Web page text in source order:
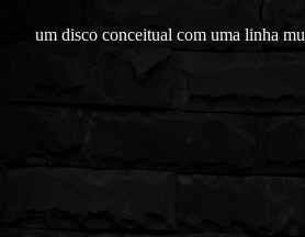
um disco conceitual com uma linha